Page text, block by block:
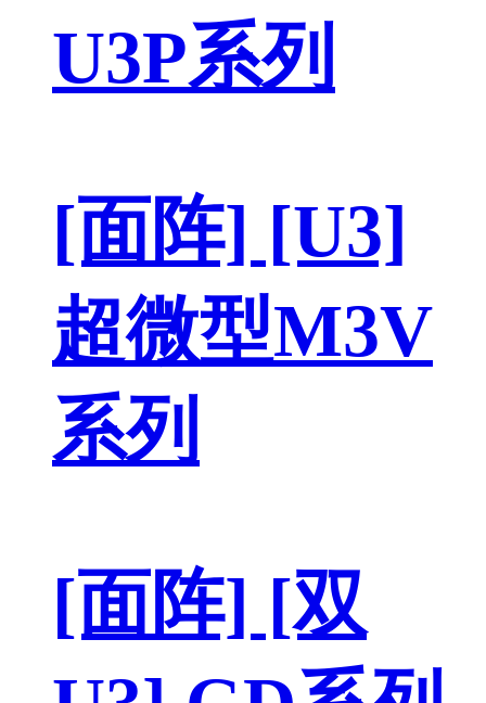
U3P系列
[面阵] [U3]
超微型M3V
系列
[面阵] [双